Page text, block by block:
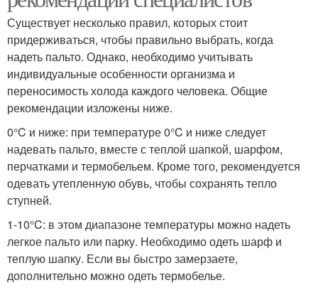
Существует несколько правил, которых стоит
придерживаться, чтобы правильно выбрать, когда
надеть пальто. Однако, необходимо учитывать
индивидуальные особенности организма и
переносимость холода каждого человека. Общие
рекомендации изложены ниже.
0°C и ниже: при температуре 0°C и ниже следует
надевать пальто, вместе с теплой шапкой, шарфом,
перчатками и термобельем. Кроме того, рекомендуется
одевать утепленную обувь, чтобы сохранять тепло
ступней.
1-10°C: в этом диапазоне температуры можно надеть
легкое пальто или парку. Необходимо одеть шарф и
теплую шапку. Если вы быстро замерзаете,
дополнительно можно одеть термобелье.